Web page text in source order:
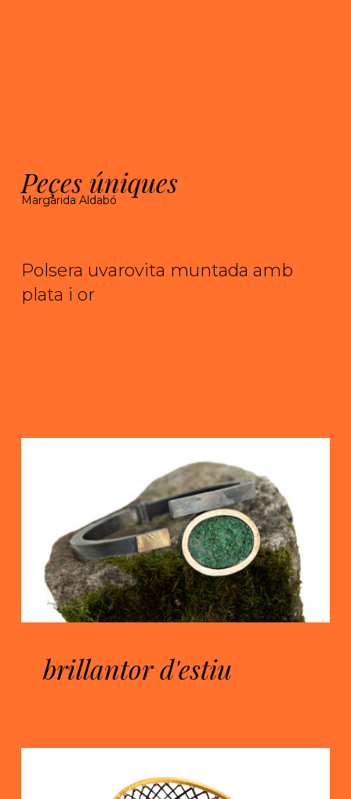
Peçes úniques
Margarida Aldabó
Polsera uvarovita muntada amb
plata i or
brillantor d'estiu